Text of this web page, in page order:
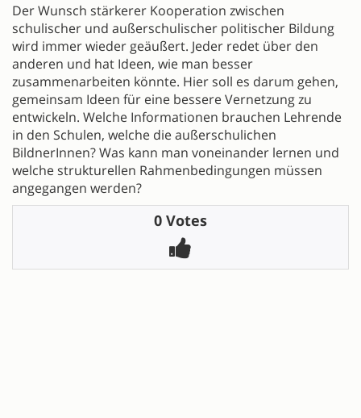
Der Wunsch stärkerer Kooperation zwischen
schulischer und außerschulischer politischer Bildung
wird immer wieder geäußert. Jeder redet über den
anderen und hat Ideen, wie man besser
zusammenarbeiten könnte. Hier soll es darum gehen,
gemeinsam Ideen für eine bessere Vernetzung zu
entwickeln. Welche Informationen brauchen Lehrende
in den Schulen, welche die außerschulichen
BildnerInnen? Was kann man voneinander lernen und
welche strukturellen Rahmenbedingungen müssen
angegangen werden?
0 Votes